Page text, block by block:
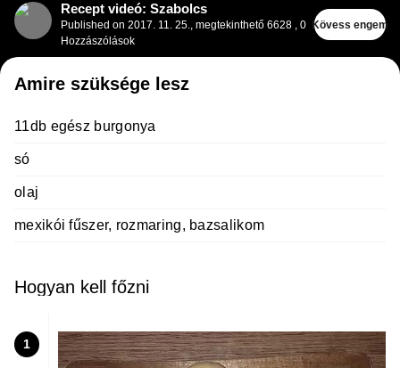
Recept videó: Szabolcs
Published on 2017. 11. 25. megtekinthető 6628
0
Hozzászólások
Kövess engem
Amire szüksége lesz
11db egész burgonya
só
olaj
mexikói fűszer, rozmaring, bazsalikom
Hogyan kell főzni
1